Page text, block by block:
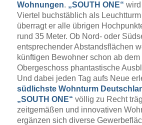
Wohnungen. „SOUTH ONE“
Viertel buchstäblich als
überragt er alle übrigen
rund 35 Meter. Ob Nord- oder
entsprechender Abstandsflächen
künftigen Bewohner schon ab dem
Obergeschoss phantastische
Und dabei jeden Tag aufs Neue
südlichste Wohnturm
„SOUTH ONE“ völlig zu Recht
zeitgemäßen und innovativen
ergänzen sich diverse